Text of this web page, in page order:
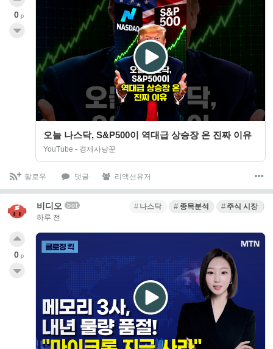
오늘 나스닥, S&P500이 역대급 상승장 온 진짜 이유
YouTube - 경제사냥꾼
0 p
팔로우 댓글 리액션유저
비디오 bot
하루 전
나스닥 종목분석 주식 시장 분
0 p